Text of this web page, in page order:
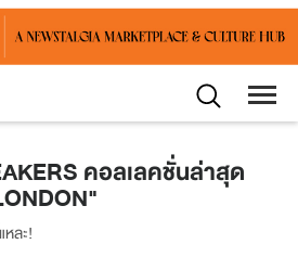
คอลเลคชั่นล่าสุด
ละ!